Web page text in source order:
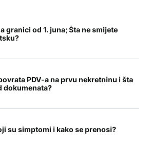
granici od 1. juna; Šta ne smijete
PDV-a na prvu nekretninu i šta
dokumenata?
su simptomi i kako se prenosi?